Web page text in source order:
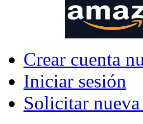
Crear cuenta
Iniciar sesión
Solicitar nueva